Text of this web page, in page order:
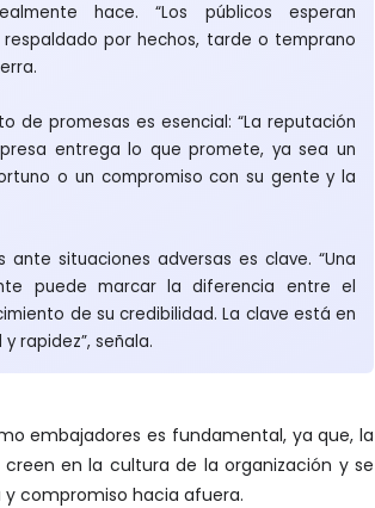
hace. “Los públicos esperan
por hechos, tarde o temprano
de promesas es esencial: “La reputación
entrega lo que promete, ya sea un
o un compromiso con su gente y la
situaciones adversas es clave. “Una
puede marcar la diferencia entre el
de su credibilidad. La clave está en
rapidez”, señala.
embajadores es fundamental, ya que, la
en la cultura de la organización y se
compromiso hacia afuera.